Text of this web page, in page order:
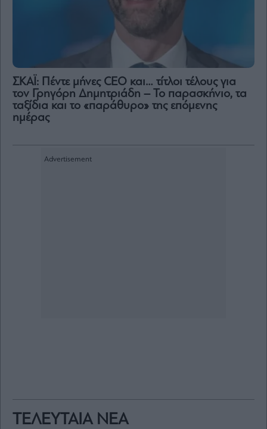
ΤΕΛΕΥΤΑΙΑ ΝΕΑ
ΣΚΑΪ: Πέντε μήνες CEO και… τίτλοι τέλους για
τον Γρηγόρη Δημητριάδη – Το παρασκήνιο, τα
ταξίδια και το «παράθυρο» της επόμενης
ημέρας